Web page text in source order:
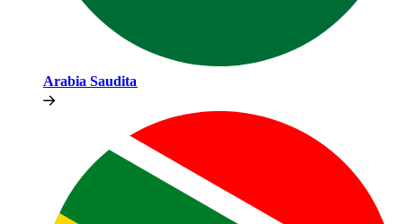
Arabia Saudita​​